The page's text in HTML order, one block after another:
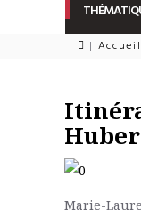
| Accueil
Marie-